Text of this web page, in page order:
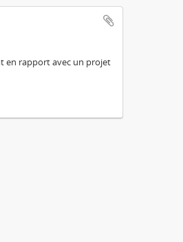
en rapport avec un projet